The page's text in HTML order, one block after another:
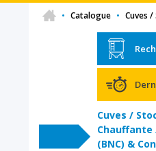
• Catalogue • Cuves /
Cuves /
Chauffante
(BNC) &